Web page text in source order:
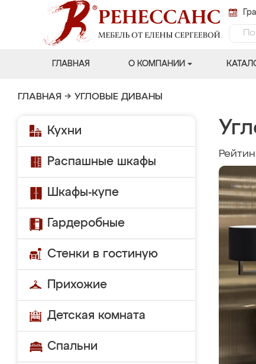
ГЛАВНАЯ О КОМПАНИИ
ГЛАВНАЯ → УГЛОВЫЕ ДИВАНЫ
Кухни
Распашные шкафы
Шкафы-купе
Гардеробные
Стенки в гостиную
Прихожие
Детская комната
Спальни